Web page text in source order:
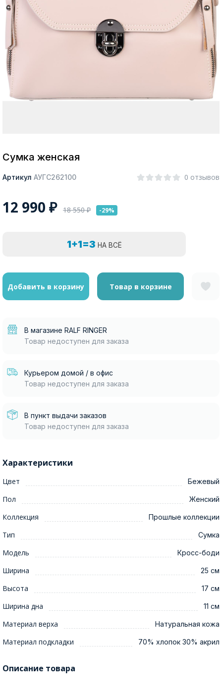
Сумка женская
Артикул АУГС262100 0 отзывов
12 990 ₽ 18 550₽ -29%
1+1=3 НА ВСЁ
Добавить в корзину Товар в корзине
В магазине RALF RINGER
Товар недоступен для заказа
Курьером домой / в офис
Товар недоступен для заказа
В пункт выдачи заказов
Товар недоступен для заказа
Характеристики
Цвет Бежевый
Пол Женский
Коллекция Прошлые коллекции
Тип Сумка
Модель Кросс-боди
Ширина 25 см
Высота 17 см
Ширина дна 11 см
Материал верха Натуральная кожа
Материал подкладки 70% хлопок 30% акрил
Описание товара